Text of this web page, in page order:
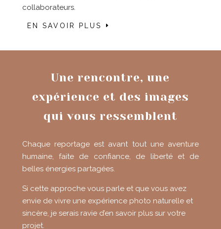
collaborateurs.
EN SAVOIR PLUS
Une rencontre, une
expérience et des images
qui vous ressemblent
Chaque reportage est avant tout une aventure
humaine, faite de confiance, de liberté et de
belles énergies partagées.
Si cette approche vous parle et que vous avez
envie de vivre une expérience photo naturelle et
sincère, je serais ravie d’en savoir plus sur votre
projet.